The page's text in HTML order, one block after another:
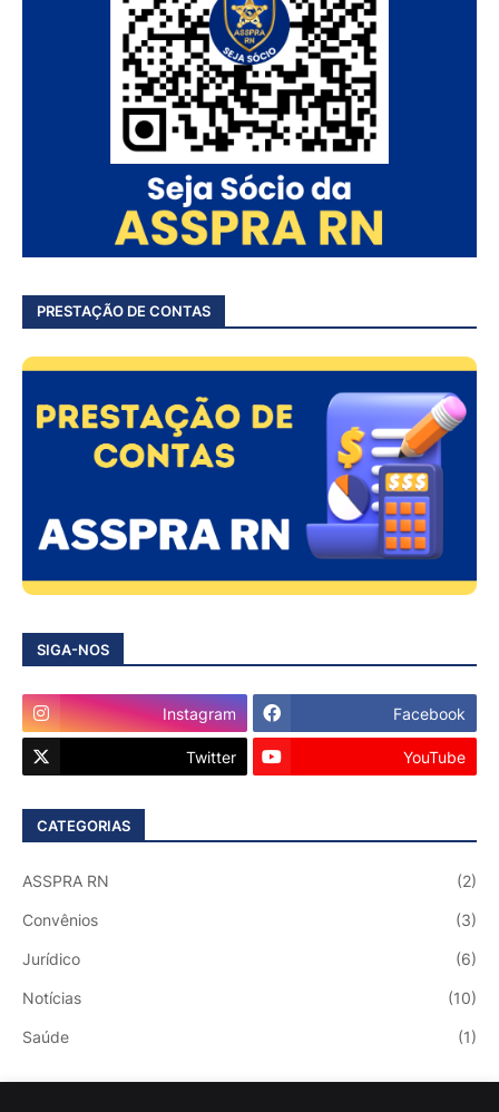
PRESTAÇÃO DE CONTAS
SIGA-NOS
Instagram Facebook
Twitter YouTube
CATEGORIAS
ASSPRA RN (2)
Convênios (3)
Jurídico (6)
Notícias (10)
Saúde (1)